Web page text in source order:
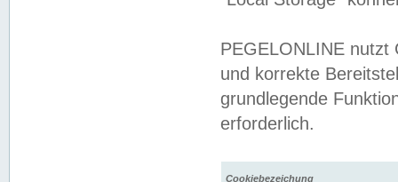
PEGELONLINE nutzt
und korrekte
grundlegende
erforderlich.
Cookiebezeichung